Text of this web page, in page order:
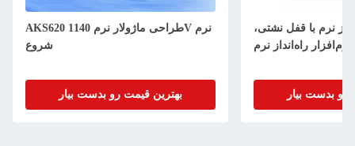
AKS620 طراحی ماژولار نرم 1140V نرم
شروع
بهترین قیمت رو بدست بیار
نرم با قفل نشتی،
راه‌انداز نرم
رو بدست بیار